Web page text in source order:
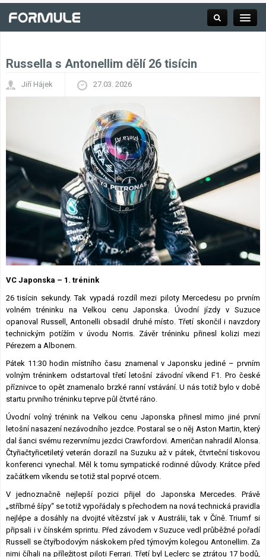
Výsledky F1
Týmy a jezdci F1
Okruhy F1
Russella s Antonellim dělí 26 tisícin
Jiří Hájek 27.03. 2026
VC Japonska – 1. trénink
26 tisícin sekundy. Tak vypadá rozdíl mezi piloty Mercedesu po prvním
volném tréninku na Velkou cenu Japonska. Úvodní jízdy v Suzuce
opanoval Russell, Antonelli obsadil druhé místo. Třetí skončil i navzdory
technickým potížím v úvodu Norris. Závěr tréninku přinesl kolizi mezi
Pérezem a Albonem.
Pátek 11:30 hodin místního času znamenal v Japonsku jediné – prvním
volným tréninkem odstartoval třetí letošní závodní víkend F1. Pro české
příznivce to opět znamenalo brzké ranní vstávání. U nás totiž bylo v době
startu prvního tréninku teprve půl čtvrté ráno.
Úvodní volný trénink na Velkou cenu Japonska přinesl mimo jiné první
letošní nasazení nezávodního jezdce. Postaral se o něj Aston Martin, který
dal šanci svému rezervnímu jezdci Crawfordovi. Američan nahradil Alonsa.
Čtyřiačtyřicetiletý veterán dorazil na Suzuku až v pátek, čtvrteční tiskovou
konferenci vynechal. Měl k tomu sympatické rodinné důvody. Krátce před
začátkem víkendu se totiž stal poprvé otcem.
V jednoznačně nejlepší pozici přijel do Japonska Mercedes. Právě
„stříbrné šípy“ se totiž vypořádaly s přechodem na nová technická pravidla
nejlépe a dosáhly na dvojité vítězství jak v Austrálii, tak v Číně. Triumf si
připsali i v čínském sprintu. Před závodem v Suzuce vedl průběžné pořadí
Russell se čtyřbodovým náskokem před týmovým kolegou Antonellim. Za
nimi číhali na příležitost piloti Ferrari. Třetí byl Leclerc se ztrátou 17 bodů,